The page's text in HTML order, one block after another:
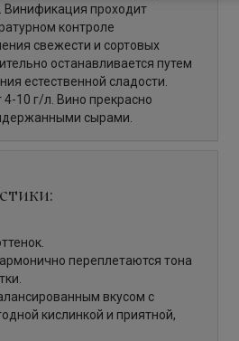
проходит
контроле
свежести и сортовых
останавливается путем
естественной сладости.
10 г/л. Вино прекрасно
сырами.
переплетаются тона
вкусом с
кислинкой и приятной,